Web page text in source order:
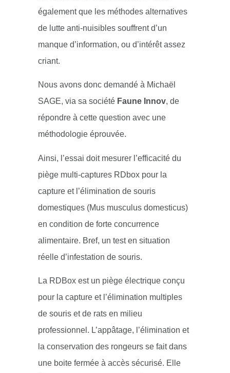
également que les méthodes alternatives
de lutte anti-nuisibles souffrent d’un
manque d’information, ou d’intérêt assez
criant.
Nous avons donc demandé à Michaël
SAGE, via sa société Faune Innov, de
répondre à cette question avec une
méthodologie éprouvée.
Ainsi, l’essai doit mesurer l’efficacité du
piège multi-captures RDbox pour la
capture et l’élimination de souris
domestiques (Mus musculus domesticus)
en condition de forte concurrence
alimentaire. Bref, un test en situation
réelle d’infestation de souris.
La RDBox est un piège électrique conçu
pour la capture et l’élimination multiples
de souris et de rats en milieu
professionnel. L’appâtage, l’élimination et
la conservation des rongeurs se fait dans
une boite fermée à accès sécurisé. Elle